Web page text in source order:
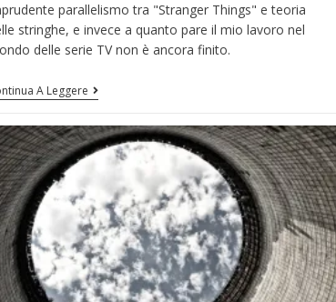
parallelismo tra "Stranger Things" e teoria
stringhe, e invece a quanto pare il mio lavoro nel
delle serie TV non è ancora finito.
A Leggere